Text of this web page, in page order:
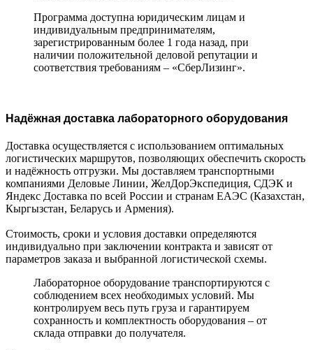
Программа доступна юридическим лицам и
индивидуальным предпринимателям,
зарегистрированным более 1 года назад, при
наличии положительной деловой репутации и
соответствия требованиям – «СберЛизинг».
Надёжная доставка лабораторного оборудования
Доставка осуществляется с использованием оптимальных
логистических маршрутов, позволяющих обеспечить скорость
и надёжность отгрузки. Мы доставляем транспортными
компаниями Деловые Линии, ЖелДорЭкспедиция, СДЭК и
Яндекс Доставка по всей России и странам ЕАЭС (Казахстан,
Кыргызстан, Беларусь и Армения).
Стоимость, сроки и условия доставки определяются
индивидуально при заключении контракта и зависят от
параметров заказа и выбранной логистической схемы.
Лабораторное оборудование транспортируются с
соблюдением всех необходимых условий. Мы
контролируем весь путь груза и гарантируем
сохранность и комплектность оборудования – от
склада отправки до получателя.